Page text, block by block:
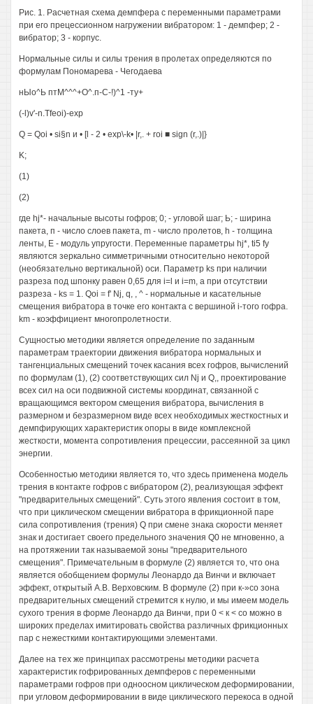
Рис. 1. Расчетная схема демпфера с переменными параметрами
при его прецессионном нагружении вибратором: 1 - демпфер; 2 -
вибратор; 3 - корпус.
Нормальные силы и силы трения в пролетах определяются по
формулам Пономарева - Чегодаева
нЫо^Ь птМ^^^+О^.п-С-!)^1 -ту+
(-l)v'-n.Tfeoi)-exp
Q = Qoi • si§n и • [l - 2 • exp\-k• |r,. + roi ■ sign (r,.)|}
K;
(1)
(2)
где hj*- начальные высоты гофров; 0; - угловой шаг; Ь; - ширина
пакета, п - число слоев пакета, m - число пролетов, h - толщина
ленты, Е - модуль упругости. Переменные параметры hj*, ti5 fy
являются зеркально симметричными относительно некоторой
(необязательно вертикальной) оси. Параметр ks при наличии
разреза под шпонку равен 0,65 для i=l и i=m, а при отсутствии
разреза - ks = 1. Qoi = f' Nj, q, , ^ - нормальные и касательные
смещения вибратора в точке его контакта с вершиной i-того гофра.
km - коэффициент многопролетности.
Сущностью методики является определение по заданным
параметрам траектории движения вибратора нормальных и
тангенциальных смещений точек касания всех гофров, вычислений
по формулам (1), (2) соответствующих сил Nj и Q,, проектирование
всех сил на оси подвижной системы координат, связанной с
вращающимся вектором смещения вибратора, вычисления в
размерном и безразмерном виде всех необходимых жесткостных и
демпфирующих характеристик опоры в виде комплексной
жесткости, момента сопротивления прецессии, рассеянной за цикл
энергии.
Особенностью методики является то, что здесь применена модель
трения в контакте гофров с вибратором (2), реализующая эффект
"предварительных смещений". Суть этого явления состоит в том,
что при циклическом смещении вибратора в фрикционной паре
сила сопротивления (трения) Q при смене знака скорости меняет
знак и достигает своего предельного значения Q0 не мгновенно, а
на протяжении так называемой зоны "предварительного
смещения". Примечательным в формуле (2) является то, что она
является обобщением формулы Леонардо да Винчи и включает
эффект, открытый A.B. Верховским. В формуле (2) при к-»со зона
предварительных смещений стремится к нулю, и мы имеем модель
сухого трения в форме Леонардо да Винчи, при 0 < к < со можно в
широких пределах имитировать свойства различных фрикционных
пар с нежесткими контактирующими элементами.
Далее на тех же принципах рассмотрены методики расчета
характеристик гофрированных демпферов с переменными
параметрами гофров при одноосном циклическом деформировании,
при угловом деформировании в виде циклического перекоса в одной